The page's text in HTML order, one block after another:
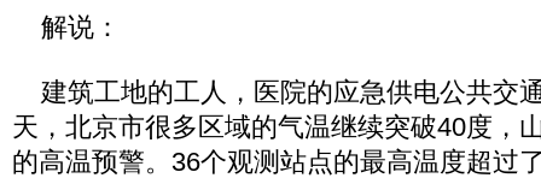
解说：
建筑工地的工人，医院的应急供电公共交
天，北京市很多区域的气温继续突破40度，
的高温预警。36个观测站点的最高温度超过